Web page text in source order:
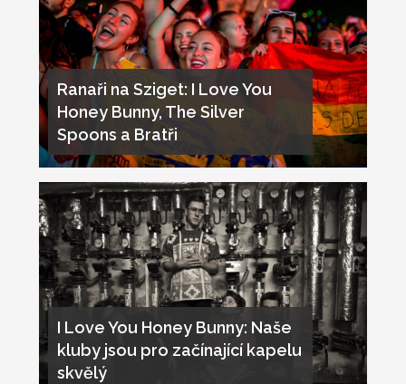
Ranaři na Sziget: I Love You
Honey Bunny, The Silver
Spoons a Bratři
I Love You Honey Bunny: Naše
kluby jsou pro začínající kapelu
skvělý